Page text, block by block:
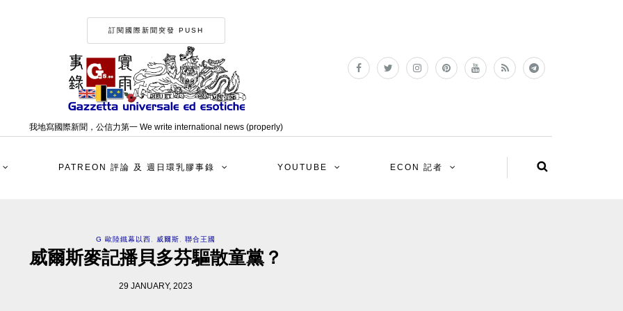
訂閱國際新聞突發 PUSH
我地寫國際新聞，公信力第一 We write international news (properly)
PATREON 評論 及 週日環乳膠事錄 YOUTUBE ECON 記者
G 歐陸鐵幕以西 威爾斯 聯合王國
威爾斯麥記播貝多芬驅散童黨？
29 JANUARY, 2023